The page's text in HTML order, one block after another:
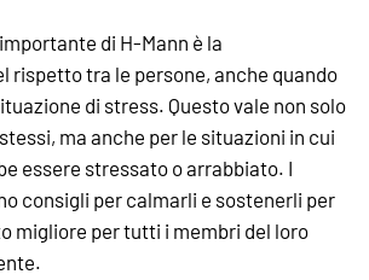
di H-Mann è la
rispetto tra le persone, anche quando
di stress. Questo vale non solo
ma anche per le situazioni in cui
essere stressato o arrabbiato. I
consigli per calmarli e sostenerli per
migliore per tutti i membri del loro